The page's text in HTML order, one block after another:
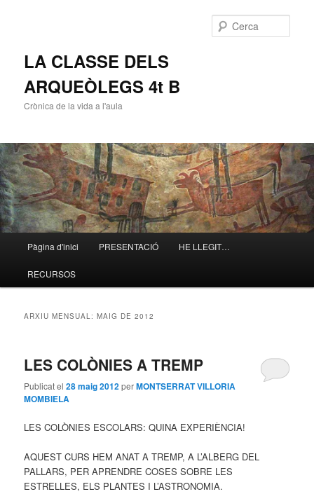
LA CLASSE DELS
ARQUEÒLEGS 4t B
Crònica de la vida a l'aula
Aneu
al
Aneu
al
Pàgina d'inici PRESENTACIÓ HE LLEGIT…
RECURSOS
ARXIU MENSUAL:MAIG DE 2012
LES COLÒNIES A TREMP
Publicat el28 maig 2012perMONTSERRAT VILLORIA
MOMBIELA
LES COLÒNIES ESCOLARS: QUINA EXPERIÈNCIA!
AQUEST CURS HEM ANAT A TREMP, A L’ALBERG DEL
PALLARS, PER APRENDRE COSES SOBRE LES
ESTRELLES, ELS PLANTES I L’ASTRONOMIA.